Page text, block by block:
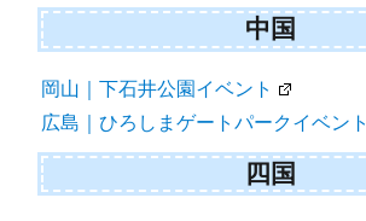
中国
岡山｜下石井公園イベント
広島｜ひろしまゲートパークイベント
四国